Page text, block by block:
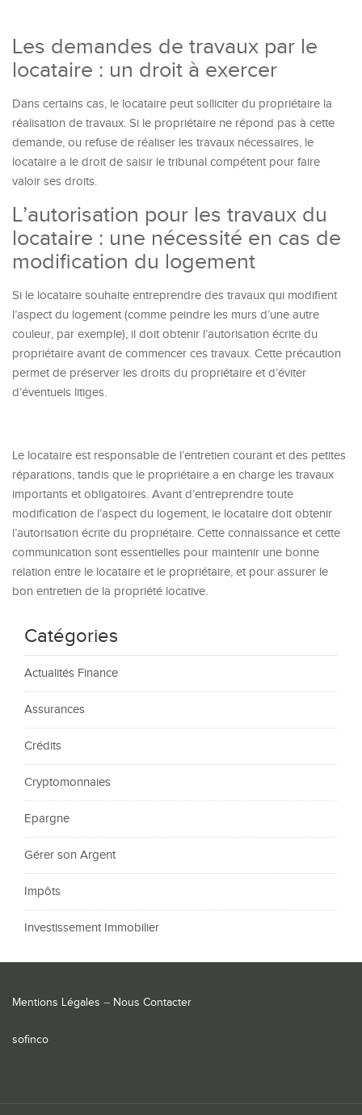
Les demandes de travaux par le
locataire : un droit à exercer
Dans certains cas, le locataire peut solliciter du propriétaire la
réalisation de travaux. Si le propriétaire ne répond pas à cette
demande, ou refuse de réaliser les travaux nécessaires, le
locataire a le droit de saisir le tribunal compétent pour faire
valoir ses droits.
L’autorisation pour les travaux du
locataire : une nécessité en cas de
modification du logement
Si le locataire souhaite entreprendre des travaux qui modifient
l’aspect du logement (comme peindre les murs d’une autre
couleur, par exemple), il doit obtenir l’autorisation écrite du
propriétaire avant de commencer ces travaux. Cette précaution
permet de préserver les droits du propriétaire et d’éviter
d’éventuels litiges.
Le locataire est responsable de l’entretien courant et des petites
réparations, tandis que le propriétaire a en charge les travaux
importants et obligatoires. Avant d’entreprendre toute
modification de l’aspect du logement, le locataire doit obtenir
l’autorisation écrite du propriétaire. Cette connaissance et cette
communication sont essentielles pour maintenir une bonne
relation entre le locataire et le propriétaire, et pour assurer le
bon entretien de la propriété locative.
Catégories
Actualités Finance
Assurances
Crédits
Cryptomonnaies
Epargne
Gérer son Argent
Impôts
Investissement Immobilier
Mentions Légales – Nous Contacter
sofinco